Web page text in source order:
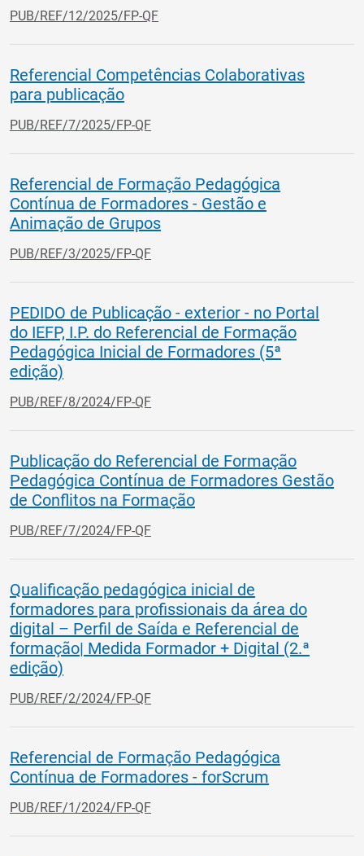
PUB/REF/12/2025/FP-QF
Referencial Competências Colaborativas
para publicação
PUB/REF/7/2025/FP-QF
Referencial de Formação Pedagógica
Contínua de Formadores - Gestão e
Animação de Grupos
PUB/REF/3/2025/FP-QF
PEDIDO de Publicação - exterior - no Portal
do IEFP, I.P. do Referencial de Formação
Pedagógica Inicial de Formadores (5ª
edição)
PUB/REF/8/2024/FP-QF
Publicação do Referencial de Formação
Pedagógica Contínua de Formadores Gestão
de Conflitos na Formação
PUB/REF/7/2024/FP-QF
Qualificação pedagógica inicial de
formadores para profissionais da área do
digital – Perfil de Saída e Referencial de
formação| Medida Formador + Digital (2.ª
edição)
PUB/REF/2/2024/FP-QF
Referencial de Formação Pedagógica
Contínua de Formadores - forScrum
PUB/REF/1/2024/FP-QF